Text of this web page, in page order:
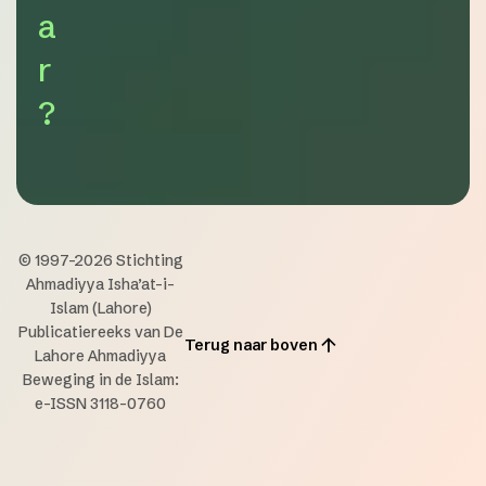
a
r
?
© 1997-2026 Stichting
Ahmadiyya Isha’at-i-
Islam (Lahore)
Publicatiereeks van De
Lahore Ahmadiyya
Beweging in de Islam:
e-ISSN 3118-0760
Terug naar boven